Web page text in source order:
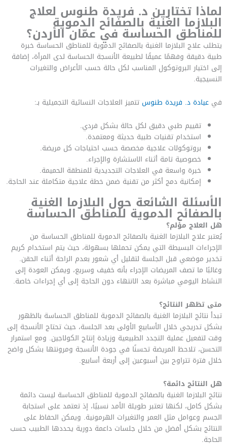
لماذا تختارين د. فريدة طنوس لعلاج
البلازما الغنية بالصفائح الدموية
للمناطق الحساسة في عمّان الأردن؟
يتطلب علاج البلازما الغنية بالصفائح الدموية للمناطق الحساسة خبرة
طبية دقيقة وفهمًا عميقًا لطبيعة الأنسجة الحساسة لدى المرأة، إضافة
إلى اختيار البروتوكول المناسب لكل حالة حسب الأعراض والتغيرات
النسيجية.
في عيادة د. فريدة طنوس تتميز العلاجات النسائية التجميلية بـ:
تقييم طبي دقيق لكل حالة بشكل فردي.
استخدام تقنيات طبية حديثة ومعتمدة.
بروتوكولات علاجية مخصصة حسب احتياجات كل مريضة.
خصوصية تامة أثناء الاستشارة والإجراء.
خبرة واسعة في العلاجات التجديدية للمنطقة الحميمة.
إمكانية دمج أكثر من تقنية ضمن خطة علاجية متكاملة عند الحاجة.
الأسئلة الشائعة حول البلازما الغنية
بالصفائح الدموية للمناطق الحساسة
هل العلاج مؤلم؟
يُعتبر علاج البلازما الغنية بالصفائح الدموية للمناطق الحساسة من
الإجراءات البسيطة التي يمكن تحملها بسهولة، حيث يتم استخدام كريم
تخدير موضعي قبل الجلسة لتقليل أي شعور بعدم الراحة أثناء الحقن.
وغالبًا ما تصف المريضات الإجراء بأنه خفيف وسريع، ويمكن العودة إلى
النشاط اليومي مباشرة بعد الانتهاء دون الحاجة إلى أي إجراءات خاصة.
متى تظهر النتائج؟
تبدأ نتائج البلازما الغنية بالصفائح الدموية للمناطق الحساسة بالظهور
بشكل تدريجي خلال الأسابيع الأولى بعد الجلسة، حيث تحتاج الأنسجة إلى
وقت لتفعيل عملية التجدد الطبيعية وزيادة إنتاج الكولاجين. ومع استمرار
التحسن، تلاحظ المريضة تحسنًا في جودة الأنسجة ومرونتها بشكل واضح
خلال فترة تتراوح بين أسبوعين إلى أربعة أسابيع.
هل النتائج دائمة؟
نتائج البلازما الغنية بالصفائح الدموية للمناطق الحساسة ليست دائمة
بشكل كامل، لكنها تعتبر طويلة الأمد نسبيًا، إذ تعتمد على استجابة
الجسم وعوامل مثل العمر والتغيرات الهرمونية. ويمكن الحفاظ على
النتائج بشكل أفضل من خلال جلسات داعمة دورية يحددها الطبيب حسب
الحاجة.